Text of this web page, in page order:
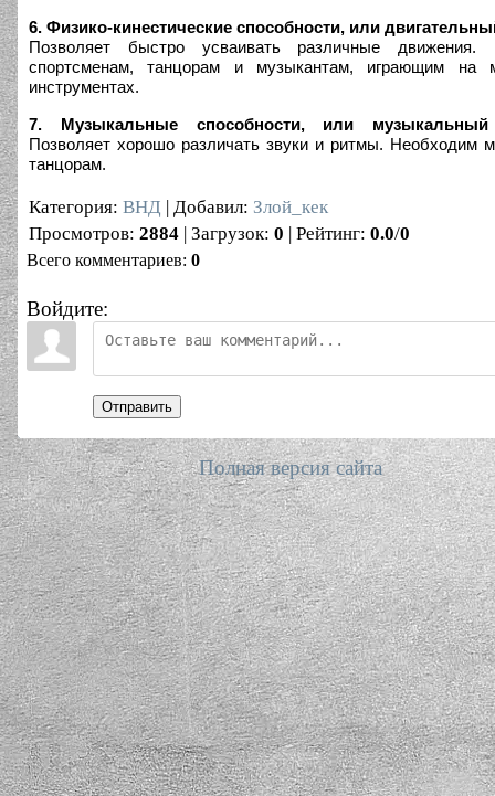
6. Физико-кинестические способности, или
Позволяет быстро усваивать различные движения.
спортсменам, танцорам и музыкантам, играющим на
инструментах.
7. Музыкальные способности, или музыкальный
Позволяет хорошо различать звуки и ритмы. Необходим
танцорам.
Категория: ВНД | Добавил: Злой_кек
Просмотров: 2884 | Загрузок: 0 | Рейтинг: 0.0/0
Всего комментариев: 0
Войдите:
Отправить
Полная версия сайта